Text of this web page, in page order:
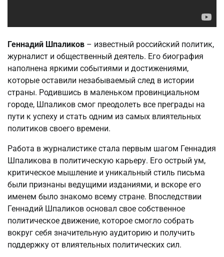
Геннадий Шпаликов – известный российский политик,
журналист и общественный деятель. Его биография
наполнена яркими событиями и достижениями,
которые оставили незабываемый след в истории
страны. Родившись в маленьком провинциальном
городе, Шпаликов смог преодолеть все преграды на
пути к успеху и стать одним из самых влиятельных
политиков своего времени.
Работа в журналистике стала первым шагом Геннадия
Шпаликова в политическую карьеру. Его острый ум,
критическое мышление и уникальный стиль письма
были признаны ведущими изданиями, и вскоре его
именем было знакомо всему стране. Впоследствии
Геннадий Шпаликов основал свое собственное
политическое движение, которое смогло собрать
вокруг себя значительную аудиторию и получить
поддержку от влиятельных политических сил.